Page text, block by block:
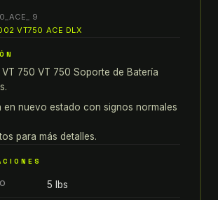
9
VT750 ACE DLX
750 VT 750 Soporte de Batería
en nuevo estado con signos normales
para más detalles.
5 lbs